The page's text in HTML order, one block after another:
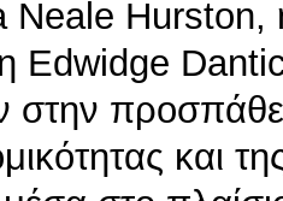
Neale
η Edwidge
στην
και